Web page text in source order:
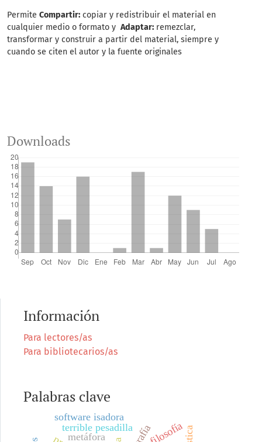
Permite Compartir: copiar y redistribuir el material en
cualquier medio o formato y Adaptar: remezclar,
transformar y construir a partir del material, siempre y
cuando se citen el autor y la fuente originales
Downloads
Información
Para lectores/as
Para bibliotecarios/as
Palabras clave
terrible pesadilla
software isadora
metáfora
filosofía